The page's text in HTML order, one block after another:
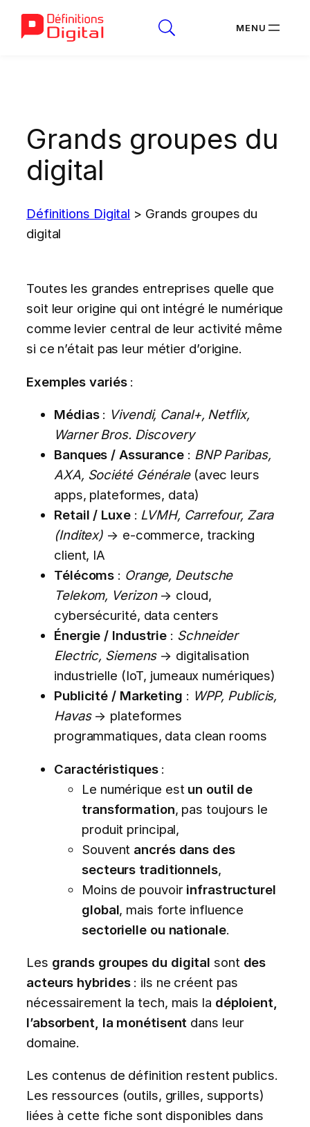
Grands groupes du
digital
Définitions Digital > Grands groupes du
digital
Toutes les grandes entreprises quelle que
soit leur origine qui ont intégré le numérique
comme levier central de leur activité même
si ce n’était pas leur métier d’origine.
Exemples variés:
Médias: Vivendi, Canal+, Netflix,
Warner Bros. Discovery
Banques / Assurance : BNP Paribas,
AXA, Société Générale(avec leurs
apps, plateformes, data)
Retail / Luxe: LVMH, Carrefour, Zara
(Inditex) → e-commerce, tracking
client, IA
Télécoms : Orange, Deutsche
Telekom, Verizon→ cloud,
cybersécurité, data centers
Énergie / Industrie : Schneider
Electric, Siemens→ digitalisation
industrielle (IoT, jumeaux numériques)
Publicité / Marketing : WPP, Publicis,
Havas→ plateformes
programmatiques, data clean rooms
Caractéristiques:
Le numérique est un outil de
transformation, pas toujours le
produit principal,
Souvent ancrés dans des
secteurs traditionnels,
Moins de pouvoir infrastructurel
global, mais forte influence
sectorielle ou nationale.
Les grands groupes du digital sont des
acteurs hybrides: ils ne créent pas
nécessairement la tech, mais la déploient,
l’absorbent, la monétisent dans leur
domaine.
Les contenus de définition restent publics.
Les ressources (outils, grilles, supports)
liées à cette fiche sont disponibles dans